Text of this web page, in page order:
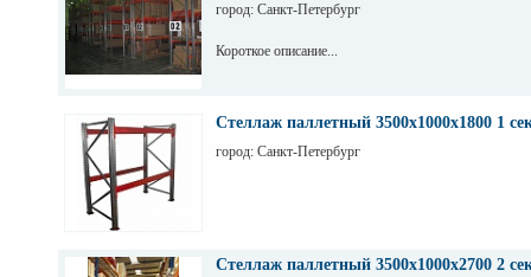
город: Санкт-Петербург
Короткое описание...
Стеллаж паллетный 3500х1000х1800 1
город: Санкт-Петербург
Стеллаж паллетный 3500х1000х2700 2